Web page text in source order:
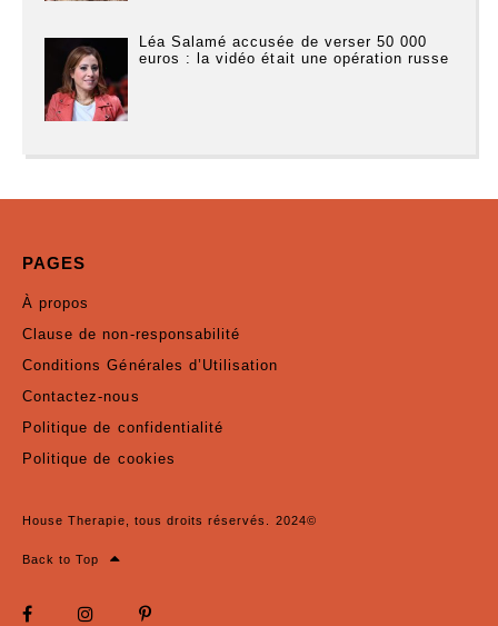
Léa Salamé accusée de verser 50 000
euros : la vidéo était une opération russe
PAGES
À propos
Clause de non-responsabilité
Conditions Générales d’Utilisation
Contactez-nous
Politique de confidentialité
Politique de cookies
House Therapie, tous droits réservés. 2024©
Back to Top